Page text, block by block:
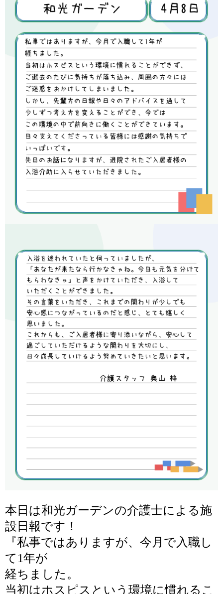
本日は和光ガーデンの介護士による施
設日報です！
『私事ではありますが、今月で入職し
て1年が
経ちました。
当初はホスピスという環境に慣れるこ